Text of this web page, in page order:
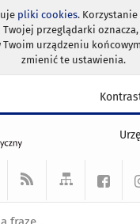
pliki cookies.
przeglądarki
Twoim urządzeniu
zmienić te ustawienia.